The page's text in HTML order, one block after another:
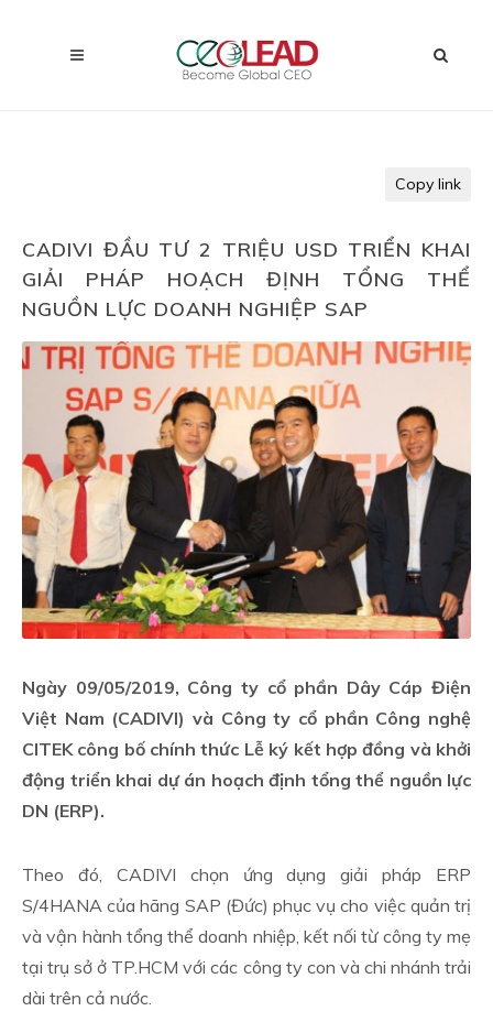
Copy link
CADIVI ĐẦU TƯ 2 TRIỆU USD TRIỂN KHAI
GIẢI PHÁP HOẠCH ĐỊNH TỔNG THỂ
NGUỒN LỰC DOANH NGHIỆP SAP
Ngày 09/05/2019, Công ty cổ phần Dây Cáp Điện
Việt Nam (CADIVI) và Công ty cổ phần Công nghệ
CITEK công bố chính thức Lễ ký kết hợp đồng và khởi
động triển khai dự án hoạch định tổng thể nguồn lực
DN (ERP).
Theo đó, CADIVI chọn ứng dụng giải pháp ERP
S/4HANA của hãng SAP (Đức) phục vụ cho việc quản trị
và vận hành tổng thể doanh nhiệp, kết nối từ công ty mẹ
tại trụ sở ở TP.HCM với các công ty con và chi nhánh trải
dài trên cả nước.